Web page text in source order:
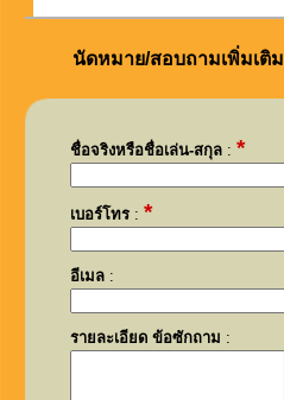
นัดหมาย/สอบถามเพิ่มเติม
ชื่อจริงหรือชื่อเล่น-สกุล : *
เบอร์โทร : *
อีเมล :
รายละเอียด ข้อซักถาม :